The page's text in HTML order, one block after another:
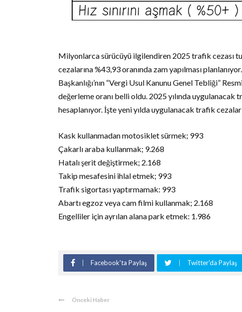
Milyonlarca sürücüyü ilgilendiren 2025 trafik cezası
cezalarına %43,93 oranında zam yapılması
Başkanlığı’nın “Vergi Usul Kanunu Genel Tebliği”
değerleme oranı belli oldu. 2025 yılında uygulanacak
hesaplanıyor. İşte yeni yılda uygulanacak trafik
Kask kullanmadan motosiklet sürmek; 993
Çakarlı araba kullanmak; 9.268
Hatalı şerit değiştirmek; 2.168
Takip mesafesini ihlal etmek; 993
Trafik sigortası yaptırmamak: 993
Abartı egzoz veya cam filmi kullanmak; 2.168
Engelliler için ayrılan alana park etmek: 1.986
Facebook'ta Paylaş Twitter'da Paylaş
Önceki Haber